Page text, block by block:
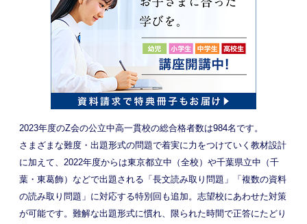
2023年度のZ会の公立中高一貫校の総合格者数は984名です。
さまざまな難度・出題形式の問題で着実に力をつけていく教材設計
に加えて、2022年度からは東京都立中（全校）や千葉県立中（千
葉・東葛飾）などで出題される「長文読み取り問題」「複数の資料
の読み取り問題」に対応する特別回も追加。志望校にあわせた対策
が可能です。難解な出題形式に慣れ、限られた時間で正答にたどり